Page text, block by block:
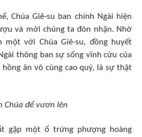
Chúa Giê-su ban chính Ngài hiện
và mời chúng ta đón nhận. Nhờ
một với Chúa Giê-su, đồng huyết
thông ban sự sống vĩnh cửu của
ân vô cùng cao quý, là sự thật
Chúa để vươn lên
gặp một ổ trứng phượng hoàng